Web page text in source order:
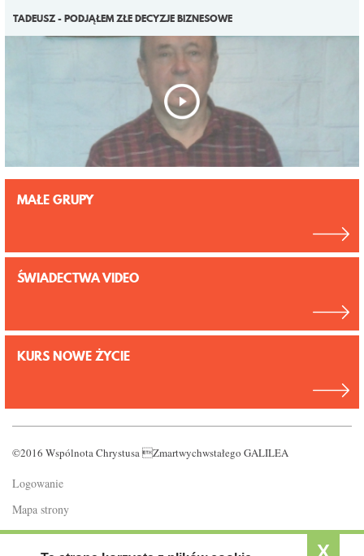
TADEUSZ - PODJĄŁEM ZŁE DECYZJE BIZNESOWE
MAŁE GRUPY
ŚWIADECTWA VIDEO
KURS NOWE ŻYCIE
©2016 Wspólnota Chrystusa Zmartwychwstałego GALILEA
Logowanie
Mapa strony
Polityka prywatności
X